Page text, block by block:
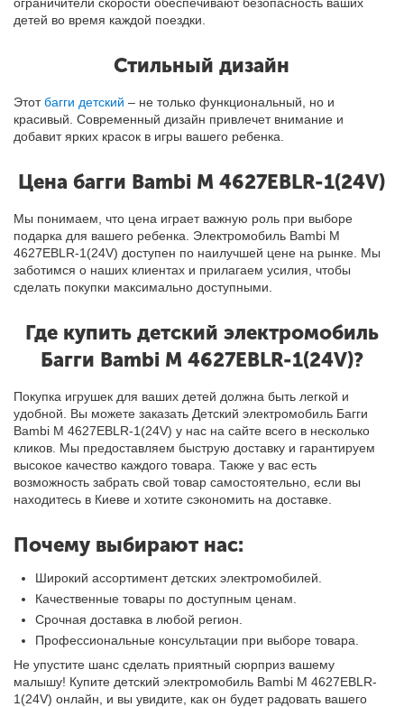
детей во время каждой поездки.
Стильный дизайн
Этотбагги детский – не только функциональный, но и
красивый. Современный дизайн привлечет внимание и
добавит ярких красок в игры вашего ребенка.
Цена багги Bambi M 4627EBLR-1(24V)
Мы понимаем, что цена играет важную роль при выборе
подарка для вашего ребенка. Электромобиль Bambi M
4627EBLR-1(24V) доступен по наилучшей цене на рынке. Мы
заботимся о наших клиентах и прилагаем усилия, чтобы
сделать покупки максимально доступными.
Где купить детский электромобиль
Багги Bambi M 4627EBLR-1(24V)?
Покупка игрушек для ваших детей должна быть легкой и
удобной. Вы можете заказать Детский электромобиль Багги
Bambi M 4627EBLR-1(24V) у нас на сайте всего в несколько
кликов. Мы предоставляем быструю доставку и гарантируем
высокое качество каждого товара. Также у вас есть
возможность забрать свой товар самостоятельно, если вы
находитесь в Киеве и хотите сэкономить на доставке.
Почему выбирают нас:
Широкий ассортимент детских электромобилей.
Качественные товары по доступным ценам.
Срочная доставка в любой регион.
Профессиональные консультации при выборе товара.
Не упустите шанс сделать приятный сюрприз вашему
малышу! Купите детский электромобиль Bambi M 4627EBLR-
1(24V) онлайн, и вы увидите, как он будет радовать вашего